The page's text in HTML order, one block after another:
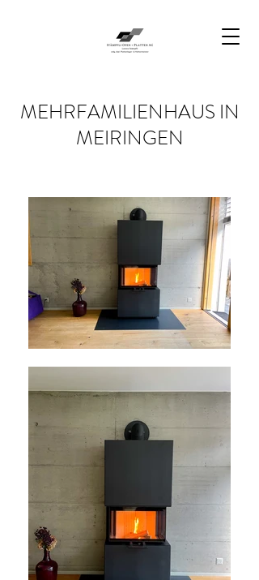
MEHRFAMILIENHAUS IN
MEIRINGEN